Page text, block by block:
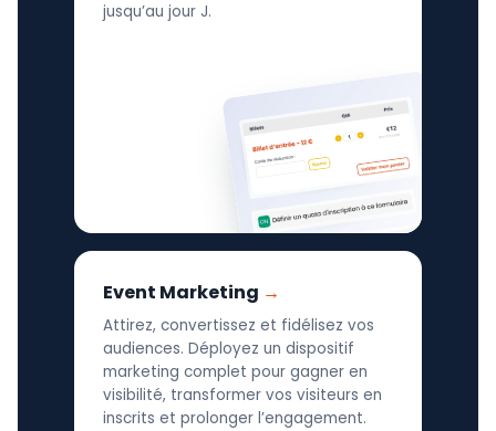
jusqu’au jour J.
Event Marketing
Attirez, convertissez et fidélisez vos
audiences. Déployez un dispositif
marketing complet pour gagner en
visibilité, transformer vos visiteurs en
inscrits et prolonger l’engagement.